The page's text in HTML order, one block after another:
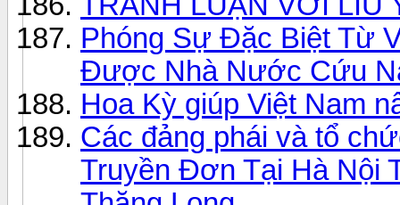
Phóng Sự Đặc Biệt Từ
Được Nhà Nước Cứu
Hoa Kỳ giúp Việt Nam
Các đảng phái và tổ
Truyền Đơn Tại Hà Nội